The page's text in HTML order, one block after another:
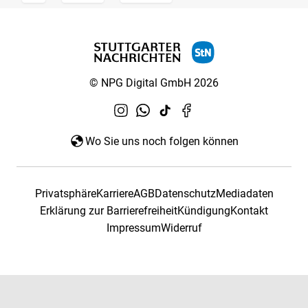
© NPG Digital GmbH 2026
Wo Sie uns noch folgen können
PrivatsphäreKarriereAGBDatenschutzMediadaten
Erklärung zur BarrierefreiheitKündigungKontakt
ImpressumWiderruf